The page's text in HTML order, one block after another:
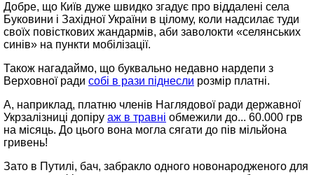
Добре, що Київ дуже швидко згадує про віддалені села
Буковини і Західної України в цілому, коли надсилає туди
своїх повісткових жандармів, аби заволокти «селянських
синів» на пункти мобілізації.
Також нагадаймо, що буквально недавно нардепи з
Верховної ради собі в рази піднесли розмір платні.
А, наприклад, платню членів Наглядової ради державної
Укрзалізниці допіру аж в травні обмежили до... 60.000 грв
на місяць. До цього вона могла сягати до пів мільйона
гривень!
Зато в Путилі, бач, забракло одного новонародженого для